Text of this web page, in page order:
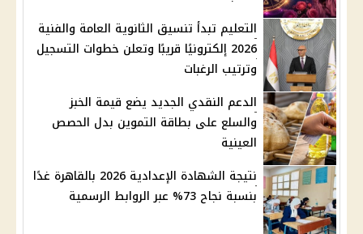
التعليم تبدأ تنسيق الثانوية العامة والفنية
2026 إلكترونيًا قريبًا وتعلن خطوات التسجيل
وترتيب الرغبات
الدعم النقدي الجديد يضع قيمة الخبز
والسلع على بطاقة التموين بدل الحصص
العينية
نتيجة الشهادة الإعدادية 2026 بالقاهرة غدًا
بنسبة نجاح 73% عبر الروابط الرسمية